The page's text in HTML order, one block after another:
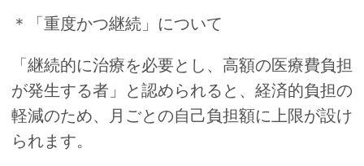
＊「重度かつ継続」について
「継続的に治療を必要とし、高額の医療費負担
が発生する者」と認められると、経済的負担の
軽減のため、月ごとの自己負担額に上限が設け
られます。